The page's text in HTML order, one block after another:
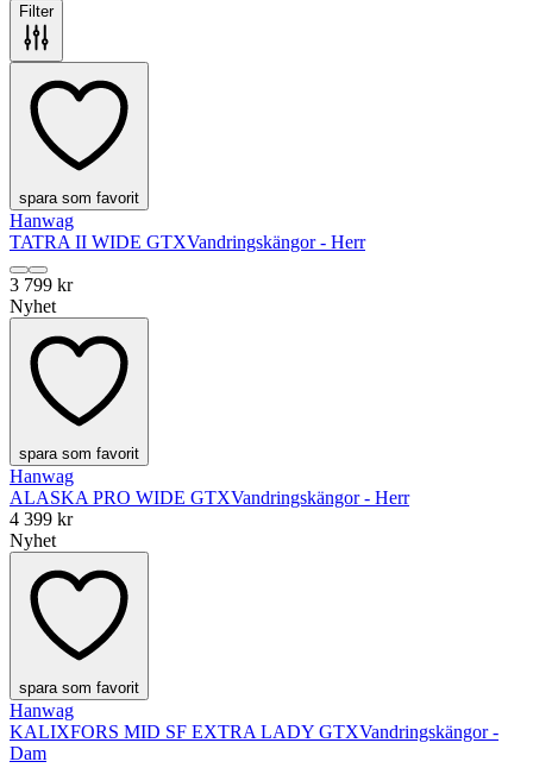
Filter
spara som favorit
Hanwag
TATRA II WIDE GTXVandringskängor - Herr
3 799 kr
Nyhet
spara som favorit
Hanwag
ALASKA PRO WIDE GTXVandringskängor - Herr
4 399 kr
Nyhet
spara som favorit
Hanwag
KALIXFORS MID SF EXTRA LADY GTXVandringskängor -
Dam